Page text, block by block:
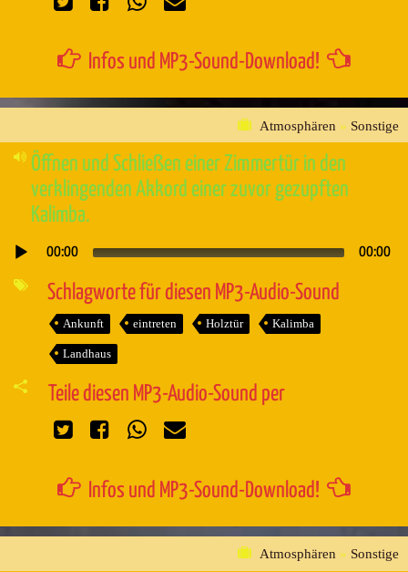
Infos und MP3-Sound-Download!
Atmosphären » Sonstige
Öffnen und Schließen einer Zimmertür in den
verklingenden Akkord einer zuvor gezupften
Kalimba.
Audio-
00:00 00:00
Schlagworte für diesen MP3-Audio-Sound
Ankunft eintreten Holztür Kalimba
Landhaus
Teile diesen MP3-Audio-Sound per
Infos und MP3-Sound-Download!
Atmosphären » Sonstige